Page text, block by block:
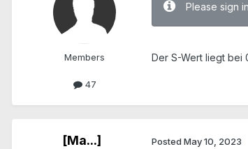
Members
47
Please sign
Der S-Wert liegt bei
[Ma...] Posted May 10, 2023